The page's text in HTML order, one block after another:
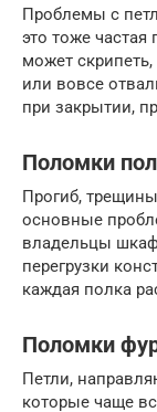
Проблемы с
это тоже
может
или вовсе
при закрытии,
Поломки
Прогиб,
основные
владельцы
перегрузки
каждая полка
Поломки
Петли,
которые чаще